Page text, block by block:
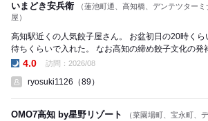
いまどき安兵衛
（蓮池町通、高知橋、デンテツター
屋）
高知駅近くの人気餃子屋さん。 お盆初日の20時く
待ちくらいで入れた。 なお高知の締め餃子文化の発
4.0 訪問：2026/08
ryosuki1126（89）
OMO7高知 by星野リゾート
（菜園場町、宝永町、